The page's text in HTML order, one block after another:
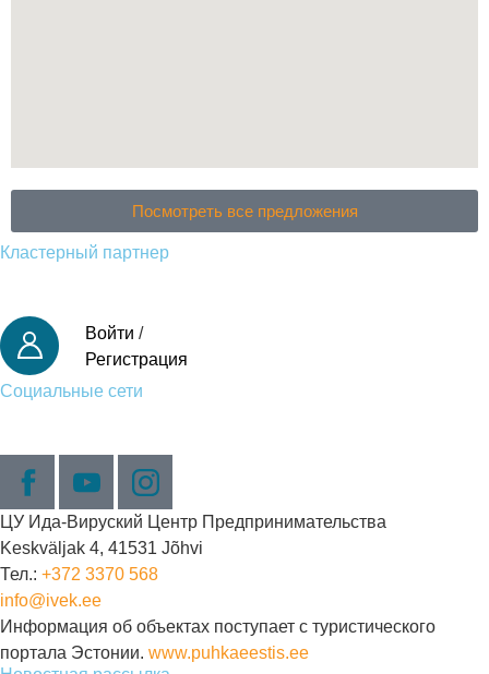
Посмотреть все предложения
Кластерный партнер
Войти /
Регистрация
Социальные сети
ЦУ Ида-Вируский Центр Предпринимательства
Keskväljak 4, 41531 Jõhvi
Тел.: +372 3370 568
info@ivek.ee
Информация об объектах поступает с туристического
портала Эстонии. www.puhkaeestis.ee